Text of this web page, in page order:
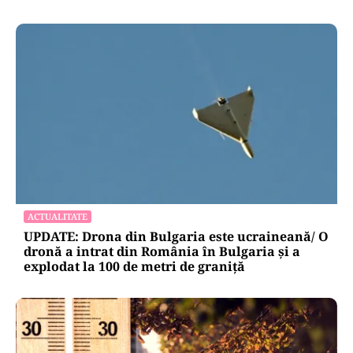
ACTUALITATE
UPDATE: Drona din Bulgaria este ucraineană/ O
dronă a intrat din România în Bulgaria şi a
explodat la 100 de metri de graniţă